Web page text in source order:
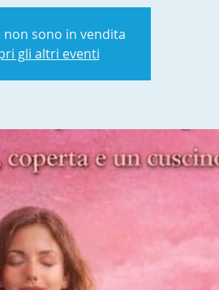
non sono in vendita
gli altri eventi